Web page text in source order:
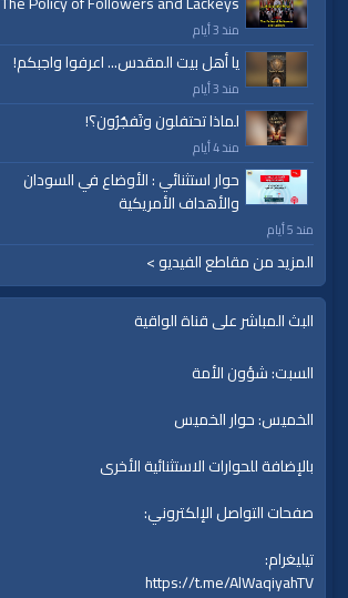
منذ 3 أيام
يا أهل بيت المقدس... اعرفوا واجبكم!
منذ 3 أيام
لماذا تحتفلون وتَفجُرُون؟!
منذ 4 أيام
حوار استثنائي : الأوضاع في السودان
والأهداف الأمريكية
منذ 5 أيام
المزيد من مقاطع الفيديو >
البث المباشر على قناة الواقية
السبت: شؤون الأمة
الخميس: حوار الخميس
بالإضافة للحوارات الاستثنائية الأخرى
صفحات التواصل الإلكتروني:
تيليغرام:
https://t.me/AlWaqiyahTV